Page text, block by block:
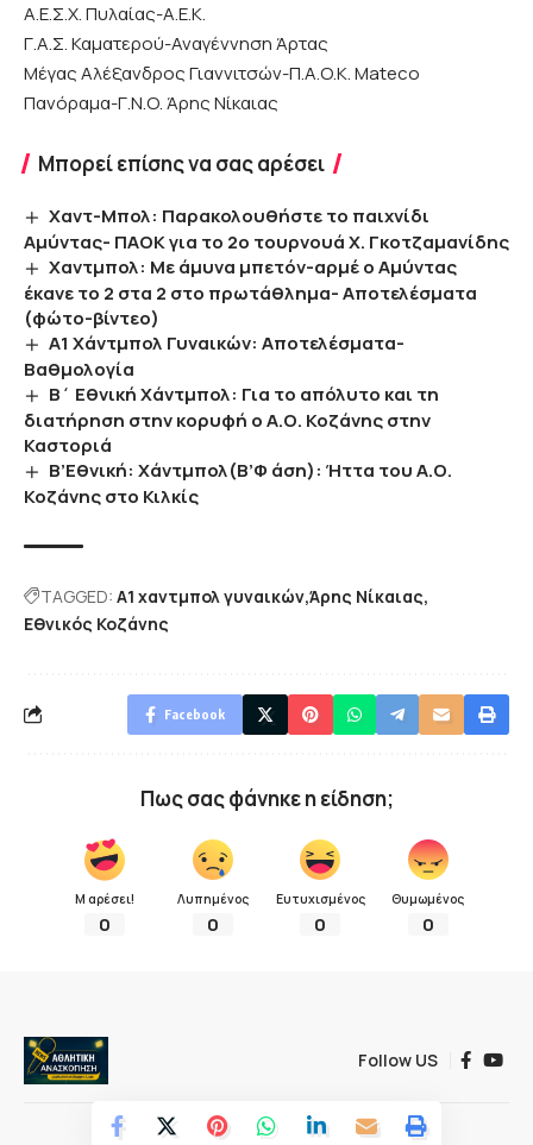
Α.Ε.Σ.Χ. Πυλαίας-Α.Ε.Κ.
Γ.Α.Σ. Καματερού-Αναγέννηση Άρτας
Μέγας Αλέξανδρος Γιαννιτσών-Π.Α.Ο.Κ. Mateco
Πανόραμα-Γ.Ν.Ο. Άρης Νίκαιας
Μπορεί επίσης να σας αρέσει
Χαντ-Μπολ: Παρακολουθήστε το παιχνίδι
Αμύντας- ΠΑΟΚ για το 2ο τουρνουά Χ. Γκοτζαμανίδης
Χαντμπολ: Με άμυνα μπετόν-αρμέ ο Αμύντας
έκανε το 2 στα 2 στο πρωτάθλημα- Αποτελέσματα
(φώτο-βίντεο)
Α1 Χάντμπολ Γυναικών: Αποτελέσματα-
Βαθμολογία
Β΄ Εθνική Χάντμπολ: Για το απόλυτο και τη
διατήρηση στην κορυφή ο Α.Ο. Κοζάνης στην
Καστοριά
Β’Εθνική: Χάντμπολ(Β’Φ άση): Ήττα του Α.Ο.
Κοζάνης στο Κιλκίς
TAGGED: Α1 χαντμπολ γυναικών Άρης Νίκαιας
Εθνικός Κοζάνης
Facebook
Πως σας φάνηκε η είδηση;
Μ αρέσει!
0
Λυπημένος
0
Ευτυχισμένος
0
Θυμωμένος
0
Follow US
© 2022 Αθλητική ανασκόπηση